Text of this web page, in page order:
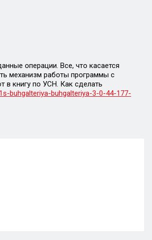
операции. Все, что касается
механизм работы программы с
в книгу по УСН. Как сделать
buhgalteriya-buhgalteriya-3-0-44-177-